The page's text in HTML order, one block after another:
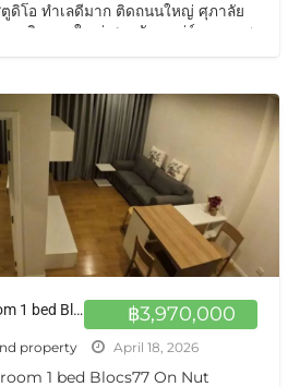
ดิโอ ทำเลดีมาก ติดถนนใหญ่ ศุภาลัย
าก ติดถนนใหญ่ ศุภาลัยมาเร่ย์ ถนนเทพ
฿3,970,000
Condo for sale, studio room 1 bed Blocs77 On Nut Sukhumvit77 BTS On nut
property April 18, 2026
1 bed Blocs77 On Nut